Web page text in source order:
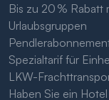
Bis zu 20 %
Urlaubsgruppen
Spezialtarif für
LKW-
Haben Sie ein